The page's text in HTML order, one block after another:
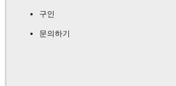
구인
문의하기